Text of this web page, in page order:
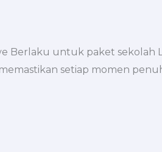
Berlaku untuk paket sekolah
setiap momen